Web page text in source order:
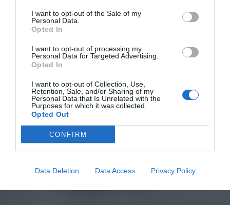
I want to opt-out of the Sale of my
Personal Data.
Opted In
I want to opt-out of processing my
Personal Data for Targeted Advertising.
Opted In
I want to opt-out of Collection, Use,
Retention, Sale, and/or Sharing of my
Personal Data that Is Unrelated with the
Purposes for which it was collected.
Opted Out
CONFIRM
Data Deletion Data Access Privacy Policy